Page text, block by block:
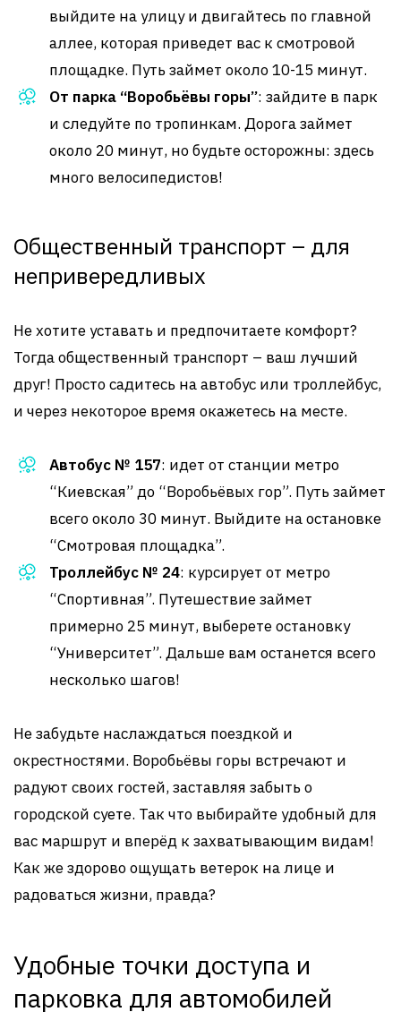
выйдите на улицу и двигайтесь по главной
аллее, которая приведет вас к смотровой
площадке. Путь займет около 10-15 минут.
От парка “Воробьёвы горы”: зайдите в парк
и следуйте по тропинкам. Дорога займет
около 20 минут, но будьте осторожны: здесь
много велосипедистов!
Общественный транспорт – для
непривередливых
Не хотите уставать и предпочитаете комфорт?
Тогда общественный транспорт – ваш лучший
друг! Просто садитесь на автобус или троллейбус,
и через некоторое время окажетесь на месте.
Автобус № 157: идет от станции метро
“Киевская” до “Воробьёвых гор”. Путь займет
всего около 30 минут. Выйдите на остановке
“Смотровая площадка”.
Троллейбус № 24: курсирует от метро
“Спортивная”. Путешествие займет
примерно 25 минут, выберете остановку
“Университет”. Дальше вам останется всего
несколько шагов!
Не забудьте наслаждаться поездкой и
окрестностями. Воробьёвы горы встречают и
радуют своих гостей, заставляя забыть о
городской суете. Так что выбирайте удобный для
вас маршрут и вперёд к захватывающим видам!
Как же здорово ощущать ветерок на лице и
радоваться жизни, правда?
Удобные точки доступа и
парковка для автомобилей